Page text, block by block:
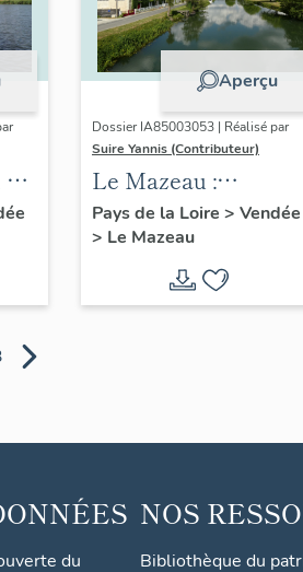
Aperçu
Dossier IA85003053 | Réalisé par
Suire Yannis (Contributeur)
Le Mazeau :
présentation de la
commune
Pays de la Loire > Vendée
> Le Mazeau
du
NOS
Bibliothèque du